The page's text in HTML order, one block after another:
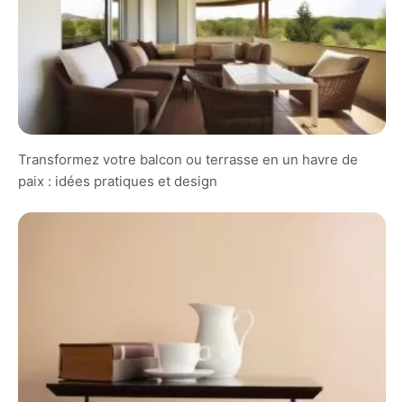
Transformez votre balcon ou terrasse en un havre de
paix : idées pratiques et design